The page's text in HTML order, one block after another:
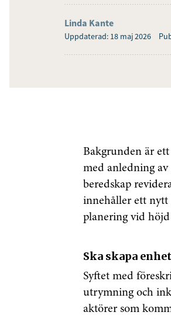
Linda Kante
Uppdaterad: 18 maj 2026
Bakgrunden är
med anledning
beredskap
innehåller ett nytt
planering vid höjd
Ska skapa
Syftet med
utrymning och
aktörer som